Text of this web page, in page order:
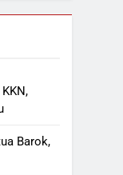
Barok,